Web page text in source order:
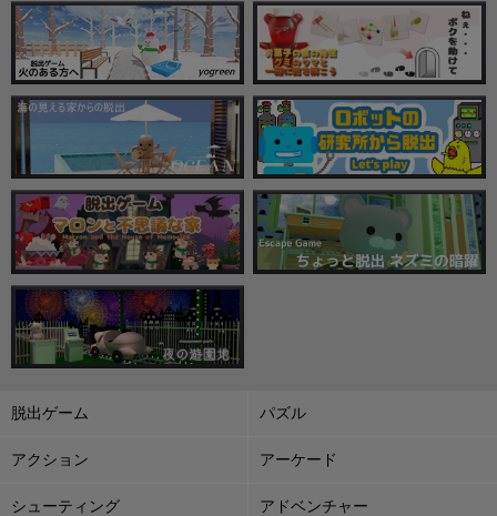
脱出ゲーム パズル
アクション アーケード
シューティング アドベンチャー